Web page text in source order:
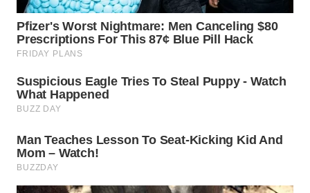
WN
LANGKAT
WN
SELATAN
TANJUNG
LESUNG
WN